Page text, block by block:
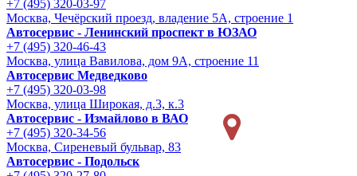
+7 (495) 320-03-97
Москва, Чечёрский проезд, владение 5А, строение 1
Автосервис - Ленинский проспект в ЮЗАО
+7 (495) 320-46-43
Москва, улица Вавилова, дом 9A, строение 11
Автосервис Медведково
+7 (495) 320-03-98
Москва, улица Широкая, д.3, к.3
Автосервис - Измайлово в ВАО
+7 (495) 320-34-56
Москва, Сиреневый бульвар, 83
Автосервис - Подольск